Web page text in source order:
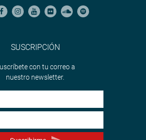
SUSCRIPCIÓN
con tu correo a
nuestro newsletter.